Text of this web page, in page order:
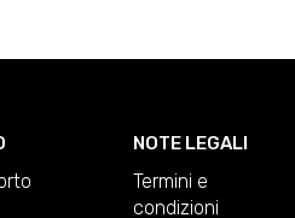
NOTE LEGALI
Termini e
condizioni